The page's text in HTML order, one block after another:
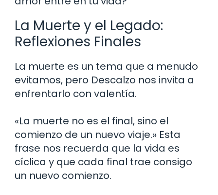
La Muerte y el Legado:
Reflexiones Finales
La muerte es un tema que a menudo
evitamos, pero Descalzo nos invita a
enfrentarlo con valentía.
«La muerte no es el final, sino el
comienzo de un nuevo viaje.» Esta
frase nos recuerda que la vida es
cíclica y que cada final trae consigo
un nuevo comienzo.